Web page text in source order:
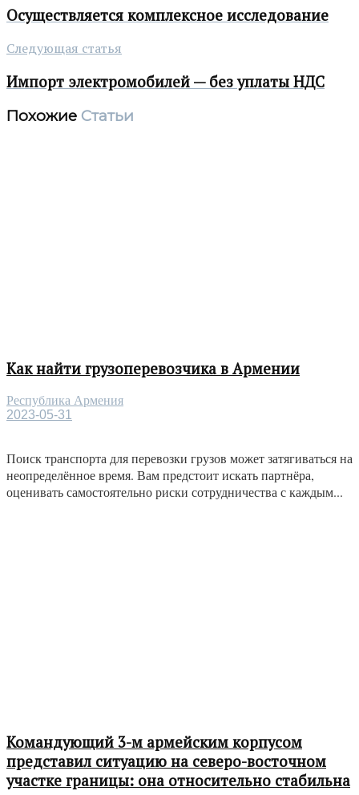
Осуществляется комплексное исследование
Следующая статья
Импорт электромобилей — без уплаты НДС
Похожие Статьи
Как найти грузоперевозчика в Армении
Республика Армения
2023-05-31
Поиск транспорта для перевозки грузов может затягиваться на
неопределённое время. Вам предстоит искать партнёра,
оценивать самостоятельно риски сотрудничества с каждым...
Командующий 3-м армейским корпусом
представил ситуацию на северо-восточном
участке границы: она относительно стабильна